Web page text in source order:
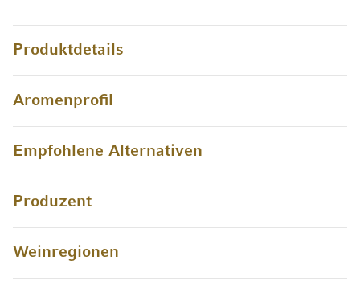
Produktdetails
Aromenprofil
Empfohlene Alternativen
Produzent
Weinregionen